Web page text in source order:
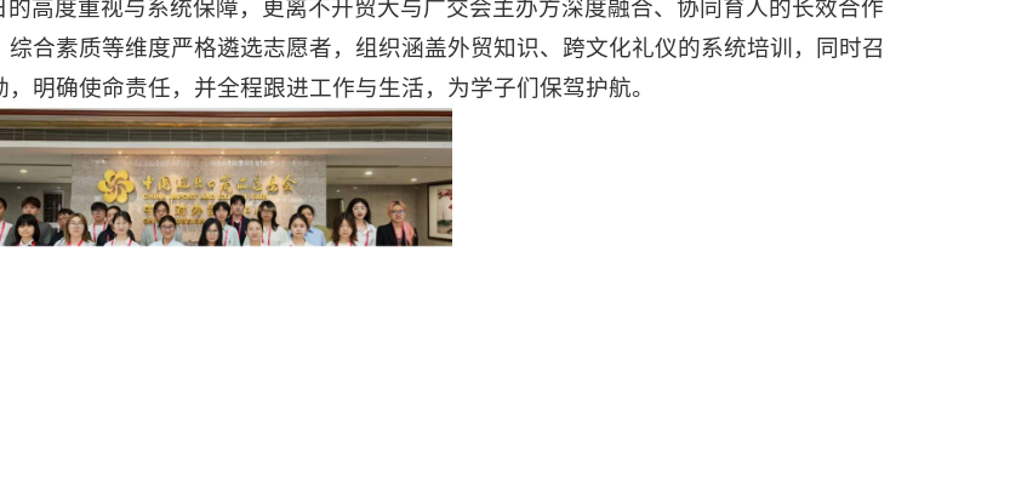
高度重视与系统保障，更离不开贸大与广交会主办方深度融合、协同育人的长效合作
合素质等维度严格遴选志愿者，组织涵盖外贸知识、跨文化礼仪的系统培训，同时召
明确使命责任，并全程跟进工作与生活，为学子们保驾护航。